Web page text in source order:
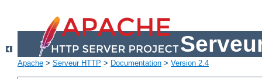
Apache > Serveur HTTP > Documentation > Version 2.4